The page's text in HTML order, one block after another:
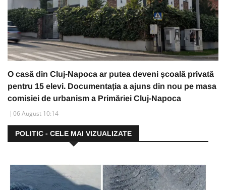
O casă din Cluj-Napoca ar putea deveni școală privată
pentru 15 elevi. Documentația a ajuns din nou pe masa
comisiei de urbanism a Primăriei Cluj-Napoca
06 August 10:14
POLITIC - CELE MAI VIZUALIZATE